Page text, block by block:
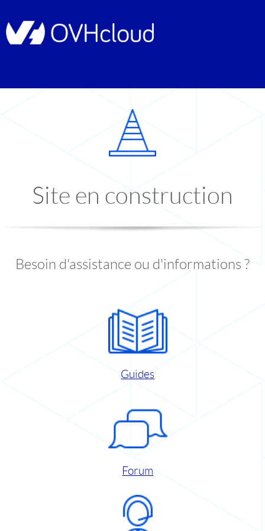
Site en construction
Besoin d'assistance ou d'informations ?
Guides
Forum